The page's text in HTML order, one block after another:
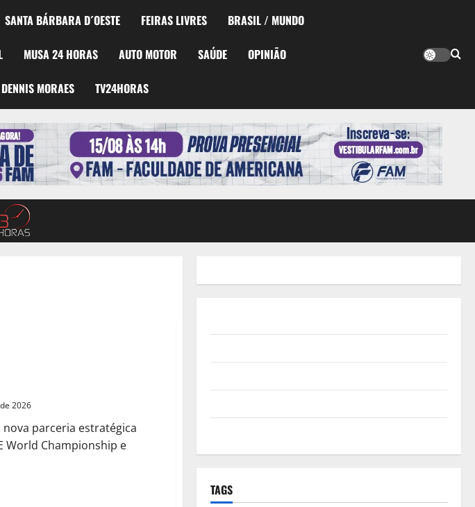
SANTA BÁRBARA D´OESTE FEIRAS LIVRES BRASIL / MUNDO
MUSA 24 HORAS AUTO MOTOR SAÚDE OPINIÃO
DENNIS MORAES TV24HORAS
2026
parceria estratégica
World Championship e
TAGS